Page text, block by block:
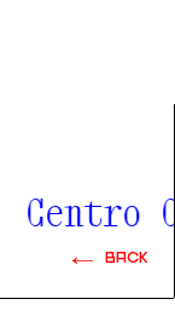
Centro
BACK